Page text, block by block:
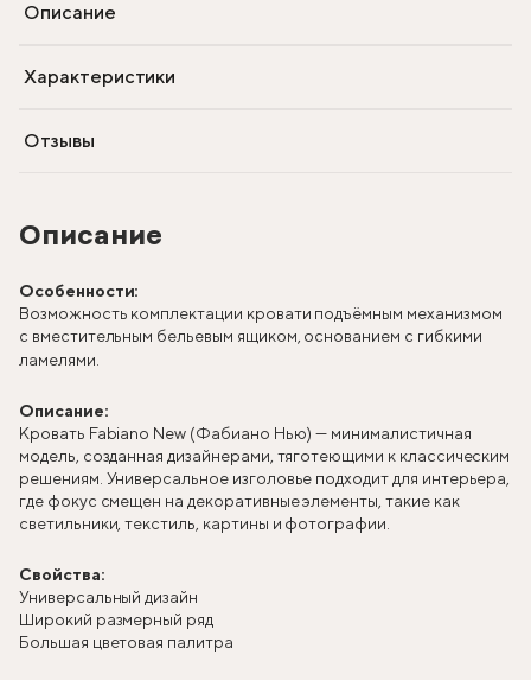
Описание
Особенности:
Возможность комплектации кровати подъёмным механизмом
с вместительным бельевым ящиком, основанием с гибкими
ламелями.
Описание:
Кровать Fabiano New (Фабиано Нью) — минималистичная
модель, созданная дизайнерами, тяготеющими к классическим
решениям. Универсальное изголовье подходит для интерьера,
где фокус смещен на декоративные элементы, такие как
светильники, текстиль, картины и фотографии.
Свойства:
Универсальный дизайн
Широкий размерный ряд
Большая цветовая палитра
Описание
Характеристики
Отзывы